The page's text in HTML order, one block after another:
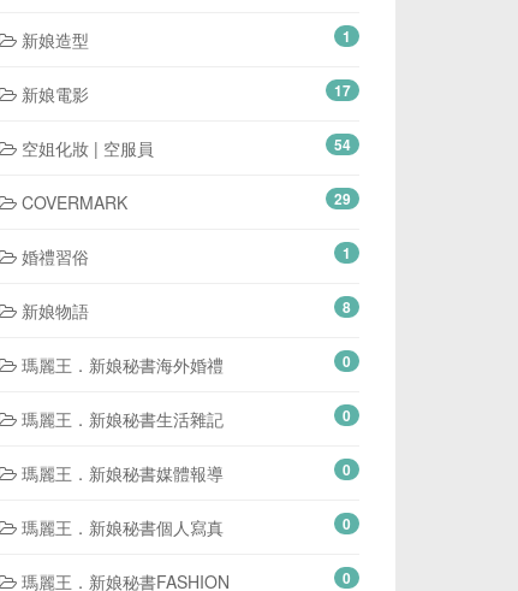
新娘造型 1
新娘電影 17
空姐化妝 | 空服員 54
COVERMARK 29
婚禮習俗 1
新娘物語 8
瑪麗王．新娘秘書海外婚禮 0
瑪麗王．新娘秘書生活雜記 0
瑪麗王．新娘秘書媒體報導 0
瑪麗王．新娘秘書個人寫真 0
瑪麗王．新娘秘書FASHION 0